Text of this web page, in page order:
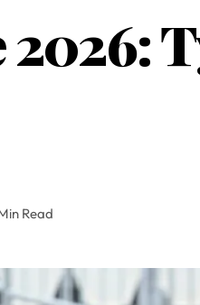
2026:
Read